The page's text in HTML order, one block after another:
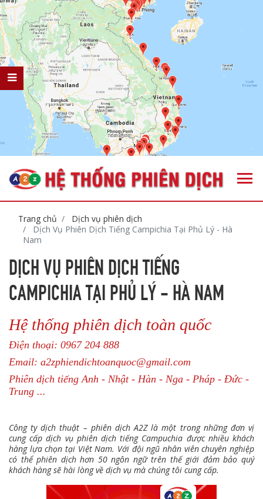
Trang chủ
Dịch vụ phiên dịch
Dịch Vụ Phiên Dịch Tiếng Campichia Tại Phủ Lý - Hà
Nam
DỊCH VỤ PHIÊN DỊCH TIẾNG
CAMPICHIA TẠI PHỦ LÝ - HÀ NAM
Hệ thống phiên dịch toàn quốc
Điện thoại: 0967 204 888
Email: a2zphiendichtoanquoc@gmail.com
Phiên dịch tiếng Anh - Nhật - Hàn - Nga - Pháp - Đức -
Trung ...
Công ty dịch thuật – phiên dịch A2Z là một trong những đơn vị
cung cấp dịch vụ phiên dịch tiếng Campuchia được nhiều khách
hàng lựa chọn tại Việt Nam. Với đội ngũ nhân viên chuyên nghiệp
có thể phiên dịch hơn 50 ngôn ngữ trên thế giới đảm bảo quý
khách hàng sẽ hài lòng về dịch vụ mà chúng tôi cung cấp.